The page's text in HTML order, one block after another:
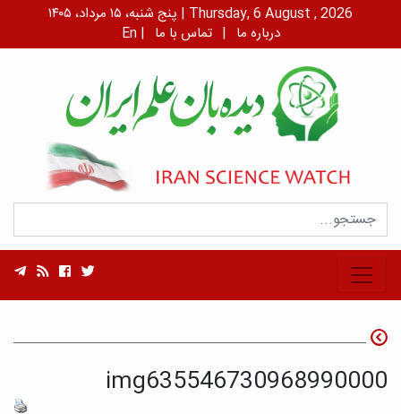
پنج شنبه، ۱۵ مرداد، ۱۴۰۵ | Thursday, 6 August , 2026
En | درباره ما | تماس با ما
img635546730968990000